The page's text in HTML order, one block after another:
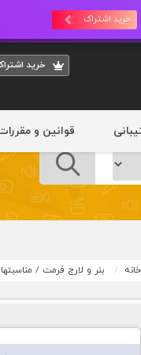
خرید اشتراک
خريد
قوانین و
خانه بنر و لارج فرمت /